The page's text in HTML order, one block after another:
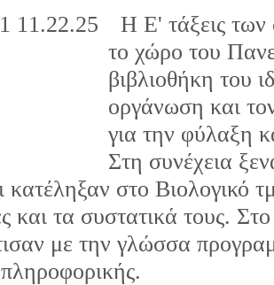
Η Ε' τάξεις των
το χώρο του
βιβλιοθήκη του
οργάνωση και
για την φύλαξη
Στη συνέχεια
κατέληξαν στο Βιολογικό
και τα συστατικά τους.
με την γλώσσα